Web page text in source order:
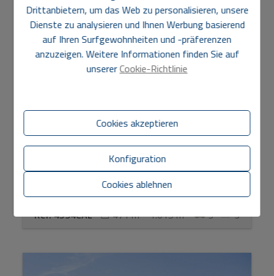
Villa zum verkauf in Javea
Luxuriöse, nachhaltige Villa zu verkaufen in La Guardia
Park, Jávea Diese moderne und großzügige Neubauvilla
Ref. 4594CAL 471 m 1.015 m 3 3
Drittanbietern, um das Web zu personalisieren, unsere
Dienste zu analysieren und Ihnen Werbung basierend
auf Ihren Surfgewohnheiten und -präferenzen
anzuzeigen. Weitere Informationen finden Sie auf
unsererCookie-Richtlinie
Cookies akzeptieren
Konfiguration
Cookies ablehnen